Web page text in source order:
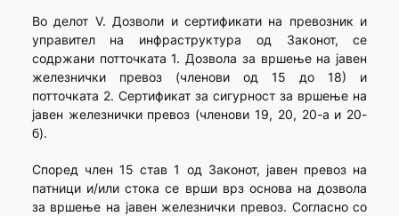
Во делот V. Дозволи и сертификати на превозник и
управител на инфраструктура од Законот, се
содржани потточката 1. Дозвола за вршење на јавен
железнички превоз (членови од 15 до 18) и
потточката 2. Сертификат за сигурност за вршење на
јавен железнички превоз (членови 19, 20, 20-а и 20-
б).
Според член 15 став 1 од Законот, јавен превоз на
патници и/или стока се врши врз основа на дозвола
за вршење на јавен железнички превоз. Согласно со